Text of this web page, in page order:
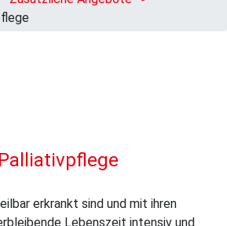
erkrankt sind und mit ihren
Lebenszeit intensiv und